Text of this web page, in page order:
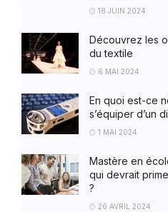
18 JUIN 2024
Découvrez les
du textile
6 MAI 2024
En quoi est-ce
s’équiper d’un
1 MAI 2024
Mastère en
qui devrait
?
26 AVRIL 2024